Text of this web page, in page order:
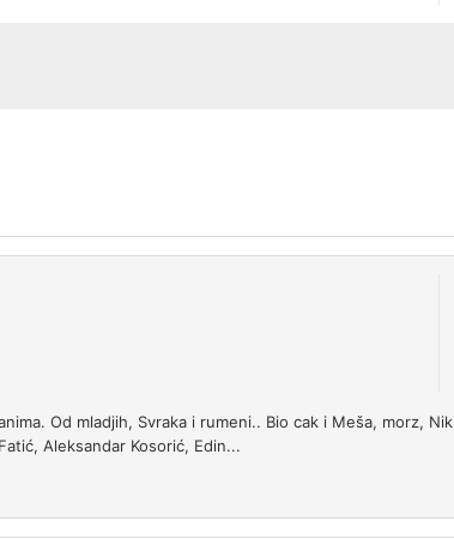
Od mladjih, Svraka i rumeni.. Bio cak i Meša, morz,
Aleksandar Kosorić, Edin...